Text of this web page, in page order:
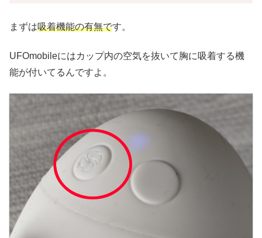
まずは吸着機能の有無です。
UFOmobileにはカップ内の空気を抜いて胸に吸着する機
能が付いてるんですよ。